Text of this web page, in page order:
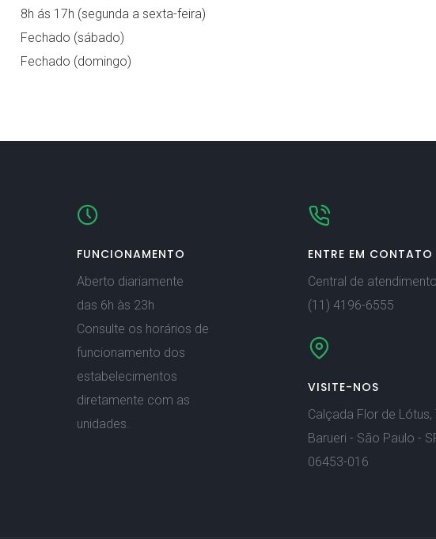
8h ás 17h (segunda a sexta-feira)
Fechado (sábado)
Fechado (domingo)
FUNCIONAMENTO
Aberto diariamente
das 6h às 23h
Consulte os horários de
funcionamento dos
estabelecimentos
diretamente com as
unidades.
ENTRE EM CONTATO
Central de atendimento
(11) 4196-6555
VISITE-NOS
Calçada Flor de Lótus,
Barueri - São Paulo -
06453-016